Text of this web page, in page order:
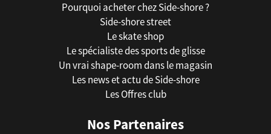
Pourquoi acheter chez Side-shore ?
Side-shore street
Le skate shop
Le spécialiste des sports de glisse
Un vrai shape-room dans le magasin
Les news et actu de Side-shore
Les Offres club
Nos Partenaires